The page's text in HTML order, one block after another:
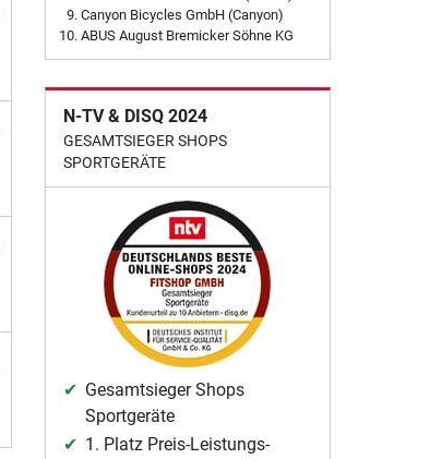
Canyon Bicycles GmbH (Canyon)
ABUS August Bremicker Söhne KG
N-TV & DISQ 2024
GESAMTSIEGER SHOPS
SPORTGERÄTE
Gesamtsieger Shops
Sportgeräte
1. Platz Preis-Leistungs-